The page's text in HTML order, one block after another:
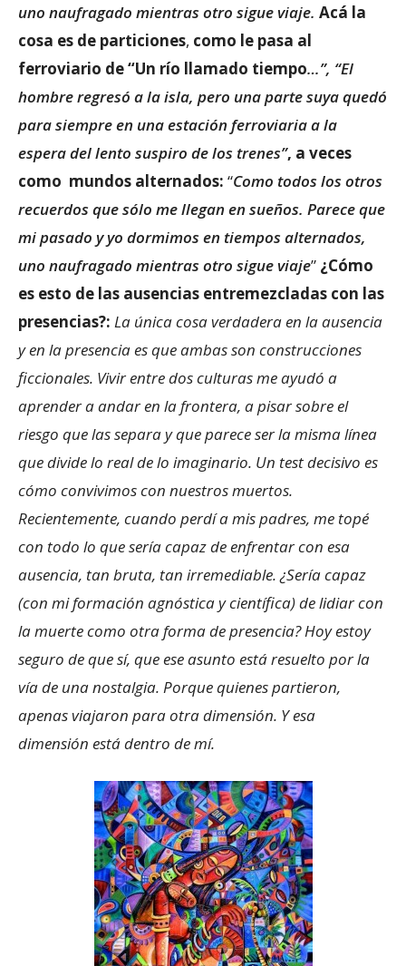
uno naufragado mientras otro sigue viaje. Acá la
cosa es de particiones, como le pasa al
ferroviario de “Un río llamado tiempo…”, “El
hombre regresó a la isla, pero una parte suya quedó
para siempre en una estación ferroviaria a la
espera del lento suspiro de los trenes”, a veces
como mundos alternados: “Como todos los otros
recuerdos que sólo me llegan en sueños. Parece que
mi pasado y yo dormimos en tiempos alternados,
uno naufragado mientras otro sigue viaje” ¿Cómo
es esto de las ausencias entremezcladas con las
presencias?: La única cosa verdadera en la ausencia
y en la presencia es que ambas son construcciones
ficcionales. Vivir entre dos culturas me ayudó a
aprender a andar en la frontera, a pisar sobre el
riesgo que las separa y que parece ser la misma línea
que divide lo real de lo imaginario. Un test decisivo es
cómo convivimos con nuestros muertos.
Recientemente, cuando perdí a mis padres, me topé
con todo lo que sería capaz de enfrentar con esa
ausencia, tan bruta, tan irremediable. ¿Sería capaz
(con mi formación agnóstica y científica) de lidiar con
la muerte como otra forma de presencia? Hoy estoy
seguro de que sí, que ese asunto está resuelto por la
vía de una nostalgia. Porque quienes partieron,
apenas viajaron para otra dimensión. Y esa
dimensión está dentro de mí.